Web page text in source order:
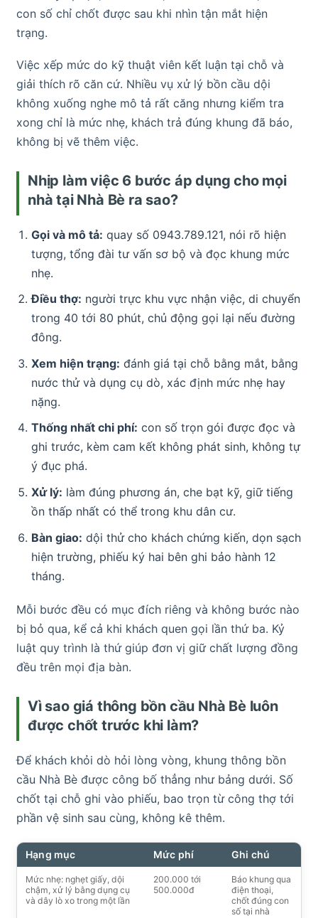
con số chỉ chốt được sau khi nhìn tận mắt hiện
trạng.
Việc xếp mức do kỹ thuật viên kết luận tại chỗ và
giải thích rõ căn cứ. Nhiều vụ xử lý bồn cầu dội
không xuống nghe mô tả rất căng nhưng kiểm tra
xong chỉ là mức nhẹ, khách trả đúng khung đã báo,
không bị vẽ thêm việc.
Nhịp làm việc 6 bước áp dụng cho mọi
nhà tại Nhà Bè ra sao?
Gọi và mô tả: quay số 0943.789.121, nói rõ hiện
tượng, tổng đài tư vấn sơ bộ và đọc khung mức
nhẹ.
Điều thợ: người trực khu vực nhận việc, di chuyển
trong 40 tới 80 phút, chủ động gọi lại nếu đường
đông.
Xem hiện trạng: đánh giá tại chỗ bằng mắt, bằng
nước thử và dụng cụ dò, xác định mức nhẹ hay
nặng.
Thống nhất chi phí: con số trọn gói được đọc và
ghi trước, kèm cam kết không phát sinh, không tự
ý đục phá.
Xử lý: làm đúng phương án, che bạt kỹ, giữ tiếng
ồn thấp nhất có thể trong khu dân cư.
Bàn giao: dội thử cho khách chứng kiến, dọn sạch
hiện trường, phiếu ký hai bên ghi bảo hành 12
tháng.
Mỗi bước đều có mục đích riêng và không bước nào
bị bỏ qua, kể cả khi khách quen gọi lần thứ ba. Kỷ
luật quy trình là thứ giúp đơn vị giữ chất lượng đồng
đều trên mọi địa bàn.
Vì sao giá thông bồn cầu Nhà Bè luôn
được chốt trước khi làm?
Để khách khỏi dò hỏi lòng vòng, khung thông bồn
cầu Nhà Bè được công bố thẳng như bảng dưới. Số
chốt tại chỗ ghi vào phiếu, bao trọn từ công thợ tới
phần vệ sinh sau cùng, không kê thêm.
Hạng mục Mức phí Ghi chú
Mức nhẹ: nghẹt giấy, dội
chậm, xử lý bằng dụng cụ
và dây lò xo trong một lần
200.000 tới
500.000đ
Báo khung qua
điện thoại,
chốt đúng con
số tại nhà